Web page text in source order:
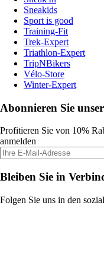
Sneakids
Sport is good
Training-Fit
Trek-Expert
Triathlon-Expert
TripNBikers
Vélo-Store
Winter-Expert
Abonnieren Sie
Profitieren Sie von 10%
anmelden
Bleiben Sie in
Folgen Sie uns in den